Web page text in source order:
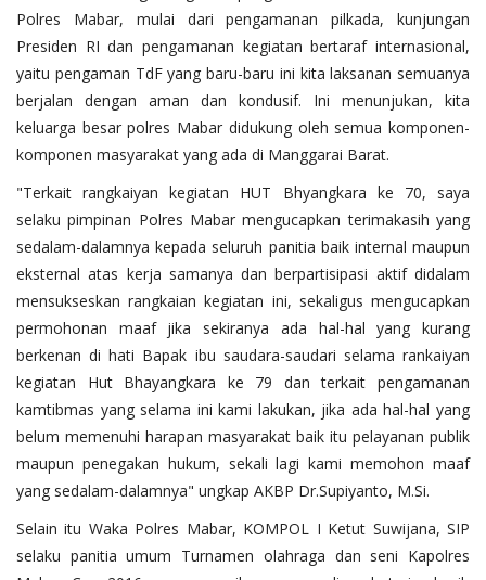
Polres Mabar, mulai dari pengamanan pilkada, kunjungan
Presiden RI dan pengamanan kegiatan bertaraf internasional,
yaitu pengaman TdF yang baru-baru ini kita laksanan semuanya
berjalan dengan aman dan kondusif. Ini menunjukan, kita
keluarga besar polres Mabar didukung oleh semua komponen-
komponen masyarakat yang ada di Manggarai Barat.
"Terkait rangkaiyan kegiatan HUT Bhyangkara ke 70, saya
selaku pimpinan Polres Mabar mengucapkan terimakasih yang
sedalam-dalamnya kepada seluruh panitia baik internal maupun
eksternal atas kerja samanya dan berpartisipasi aktif didalam
mensukseskan rangkaian kegiatan ini, sekaligus mengucapkan
permohonan maaf jika sekiranya ada hal-hal yang kurang
berkenan di hati Bapak ibu saudara-saudari selama rankaiyan
kegiatan Hut Bhayangkara ke 79 dan terkait pengamanan
kamtibmas yang selama ini kami lakukan, jika ada hal-hal yang
belum memenuhi harapan masyarakat baik itu pelayanan publik
maupun penegakan hukum, sekali lagi kami memohon maaf
yang sedalam-dalamnya" ungkap AKBP Dr.Supiyanto, M.Si.
Selain itu Waka Polres Mabar, KOMPOL I Ketut Suwijana, SIP
selaku panitia umum Turnamen olahraga dan seni Kapolres